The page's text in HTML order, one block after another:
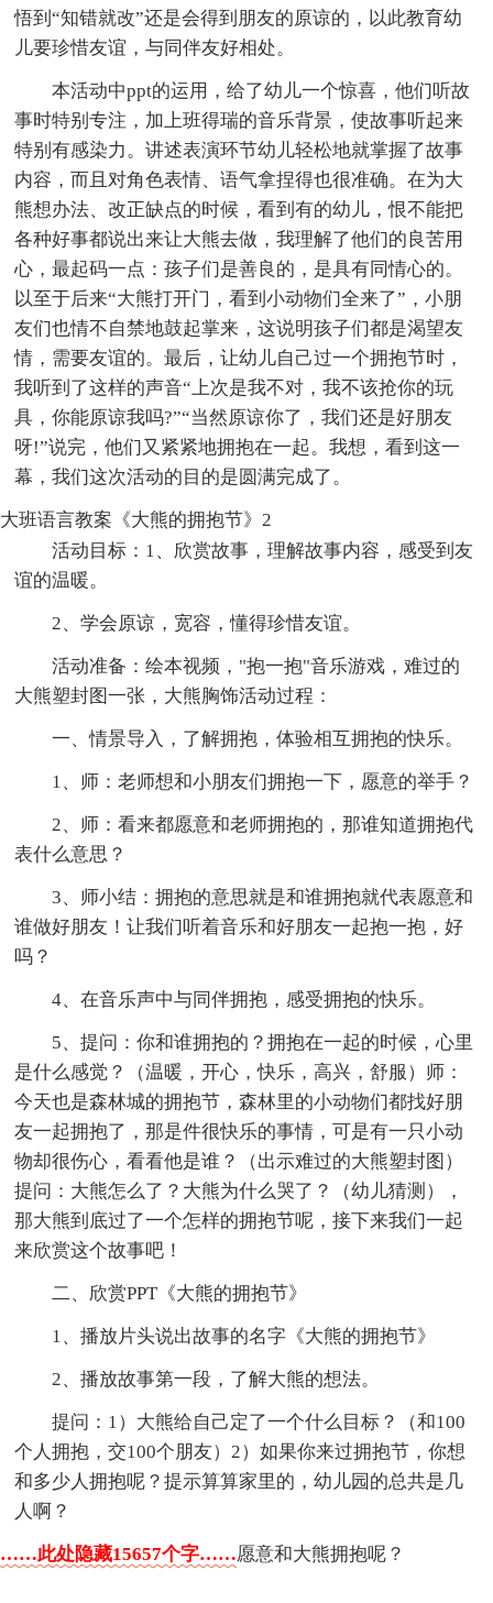
悟到“知错就改”还是会得到朋友的原谅的，以此教育幼
儿要珍惜友谊，与同伴友好相处。
本活动中ppt的运用，给了幼儿一个惊喜，他们听故
事时特别专注，加上班得瑞的音乐背景，使故事听起来
特别有感染力。讲述表演环节幼儿轻松地就掌握了故事
内容，而且对角色表情、语气拿捏得也很准确。在为大
熊想办法、改正缺点的时候，看到有的幼儿，恨不能把
各种好事都说出来让大熊去做，我理解了他们的良苦用
心，最起码一点：孩子们是善良的，是具有同情心的。
以至于后来“大熊打开门，看到小动物们全来了”，小朋
友们也情不自禁地鼓起掌来，这说明孩子们都是渴望友
情，需要友谊的。最后，让幼儿自己过一个拥抱节时，
我听到了这样的声音“上次是我不对，我不该抢你的玩
具，你能原谅我吗?”“当然原谅你了，我们还是好朋友
呀!”说完，他们又紧紧地拥抱在一起。我想，看到这一
幕，我们这次活动的目的是圆满完成了。
大班语言教案《大熊的拥抱节》2
活动目标：1、欣赏故事，理解故事内容，感受到友
谊的温暖。
2、学会原谅，宽容，懂得珍惜友谊。
活动准备：绘本视频，"抱一抱"音乐游戏，难过的
大熊塑封图一张，大熊胸饰活动过程：
一、情景导入，了解拥抱，体验相互拥抱的快乐。
1、师：老师想和小朋友们拥抱一下，愿意的举手？
2、师：看来都愿意和老师拥抱的，那谁知道拥抱代
表什么意思？
3、师小结：拥抱的意思就是和谁拥抱就代表愿意和
谁做好朋友！让我们听着音乐和好朋友一起抱一抱，好
吗？
4、在音乐声中与同伴拥抱，感受拥抱的快乐。
5、提问：你和谁拥抱的？拥抱在一起的时候，心里
是什么感觉？（温暖，开心，快乐，高兴，舒服）师：
今天也是森林城的拥抱节，森林里的小动物们都找好朋
友一起拥抱了，那是件很快乐的事情，可是有一只小动
物却很伤心，看看他是谁？（出示难过的大熊塑封图）
提问：大熊怎么了？大熊为什么哭了？（幼儿猜测），
那大熊到底过了一个怎样的拥抱节呢，接下来我们一起
来欣赏这个故事吧！
二、欣赏PPT《大熊的拥抱节》
1、播放片头说出故事的名字《大熊的拥抱节》
2、播放故事第一段，了解大熊的想法。
提问：1）大熊给自己定了一个什么目标？（和100
个人拥抱，交100个朋友）2）如果你来过拥抱节，你想
和多少人拥抱呢？提示算算家里的，幼儿园的总共是几
人啊？
……此处隐藏15657个字……愿意和大熊拥抱呢？